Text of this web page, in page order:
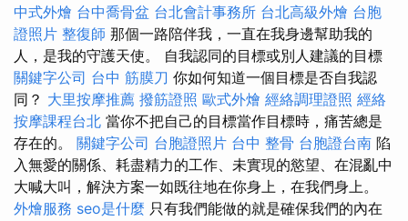
中式外燴 台中喬骨盆 台北會計事務所 台北高級外燴 台胞
證照片 整復師 那個一路陪伴我，一直在我身邊幫助我的
人，是我的守護天使。 自我認同的目標或別人建議的目標
關鍵字公司 台中 筋膜刀 你如何知道一個目標是否自我認
同？ 大里按摩推薦 撥筋證照 歐式外燴 經絡調理證照 經絡
按摩課程台北 當你不把自己的目標當作目標時，痛苦總是
存在的。 關鍵字公司 台胞證照片 台中 整骨 台胞證台南 陷
入無愛的關係、耗盡精力的工作、未實現的慾望、在混亂中
大喊大叫，解決方案一如既往地在你身上，在我們身上。
外燴服務 seo是什麼 只有我們能做的就是確保我們的內在